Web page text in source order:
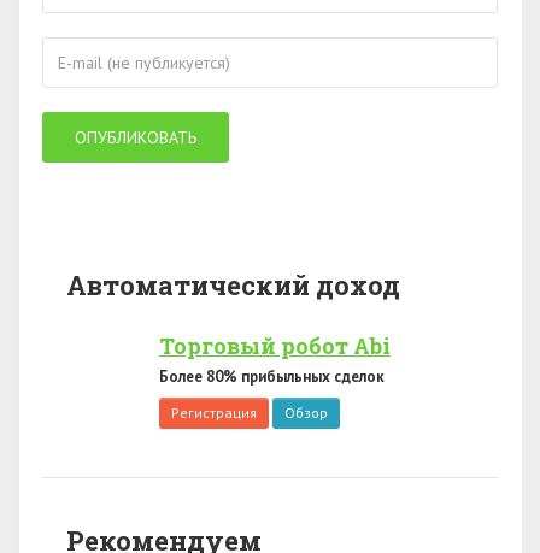
Автоматический доход
Торговый робот Abi
Более 80% прибыльных сделок
Регистрация Обзор
Рекомендуем